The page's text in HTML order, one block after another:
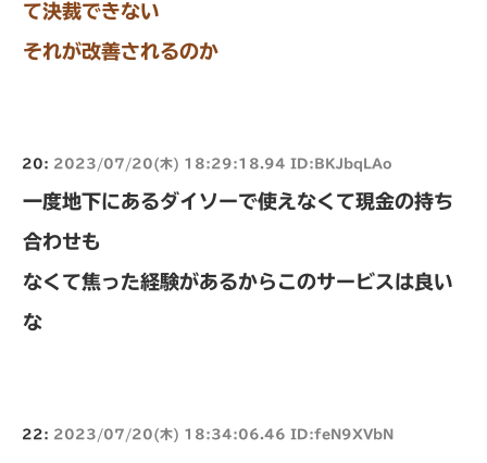
て決裁できない
それが改善されるのか
20: 2023/07/20(木) 18:29:18.94 ID:BKJbqLAo
一度地下にあるダイソーで使えなくて現金の持ち
合わせも
なくて焦った経験があるからこのサービスは良い
な
22: 2023/07/20(木) 18:34:06.46 ID:feN9XVbN